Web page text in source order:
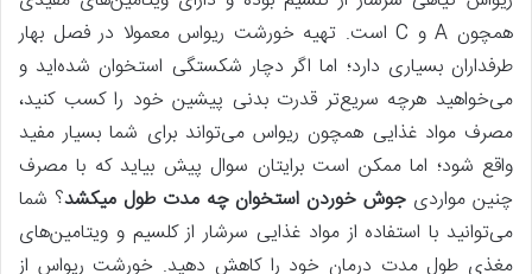
همچون A و C است. تهیه خورشت ریواس معمولا در فصل بهار
طرفداران بسیاری دارد؛ اما اگر دچار شکستگی استخوان شده‌اید و
می‌خواهید هرچه سریع‌تر قدرت بدنی پیشین خود را کسب کنید،
مصرف مواد غذایی همچون ریواس می‌تواند برای شما بسیار مفید
واقع شود؛ اما ممکن است برایتان سوال پیش بیاید که با مصرف
چنین مواردی جوش خوردن استخوان چه مدت طول میکشد؟ شما
می‌توانید با استفاده از مواد غذایی سرشار از کلسیم و ویتامین‌های
مغذی طول مدت درمان خود را کاهش دهید. خورشت ریواس از